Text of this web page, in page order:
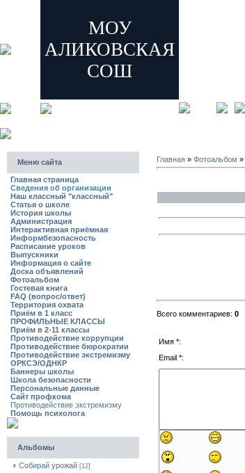
МОУ
АЛИКОВСКАЯ
СОШ
Меню сайта
Главная страница
Сведения об организации
Наш классный "классный"
Статья о школе
История школы
Администрация
Интерактивная приёмная
Информбезопасность
Расписание уроков
Выпускники
Информация о сайте
Доска объявлений
Фотоальбом
Гостевая книга
FAQ (вопрос/ответ)
Территория охвата
Приём в 1 класс
ПРОФИЛЬНЫЕ КЛАССЫ
Приём в 2-11 классы
Противодействие коррупции
Противодействие бюрократии
Противодействие экстремизму
ОРКСЭ/ОДНКР
Баннеры школы
Школа безопасности
Персональные данные
Сайт профкома
Противодействие экстремизму
Помощь психолога
Альбомы
Собирай урожай [12]
Главная » Фотоальбом »
Всего комментариев: 0
Имя *:
Email *: